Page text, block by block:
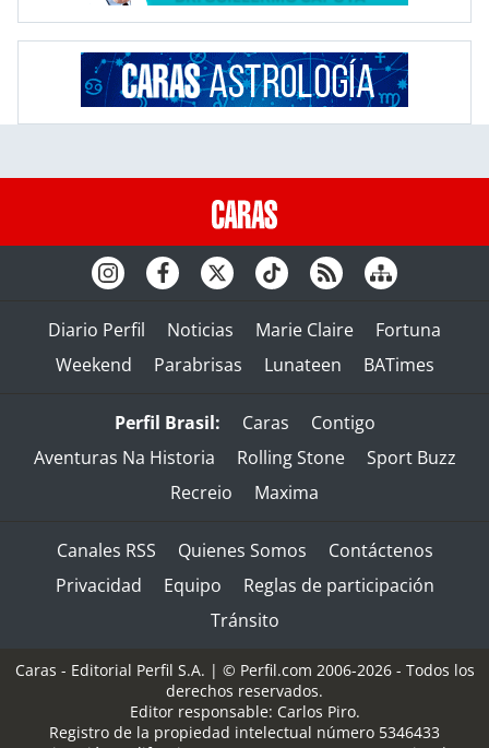
Diario Perfil Noticias Marie Claire
Fortuna
Weekend
Parabrisas Lunateen BATimes
Perfil Brasil: Caras
Contigo
Aventuras Na Historia
Rolling Stone
Sport Buzz
Recreio
Maxima
Canales RSS Quienes Somos
Contáctenos
Privacidad
Equipo
Reglas de participación
Tránsito
Caras - Editorial Perfil S.A. | © Perfil.com 2006-2026 - Todos los
derechos reservados.
Editor responsable: Carlos Piro.
Registro de la propiedad intelectual número 5346433